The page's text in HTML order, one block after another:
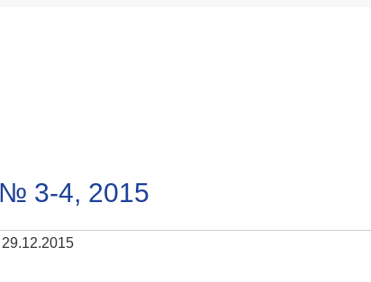
3-4, 2015
29.12.2015